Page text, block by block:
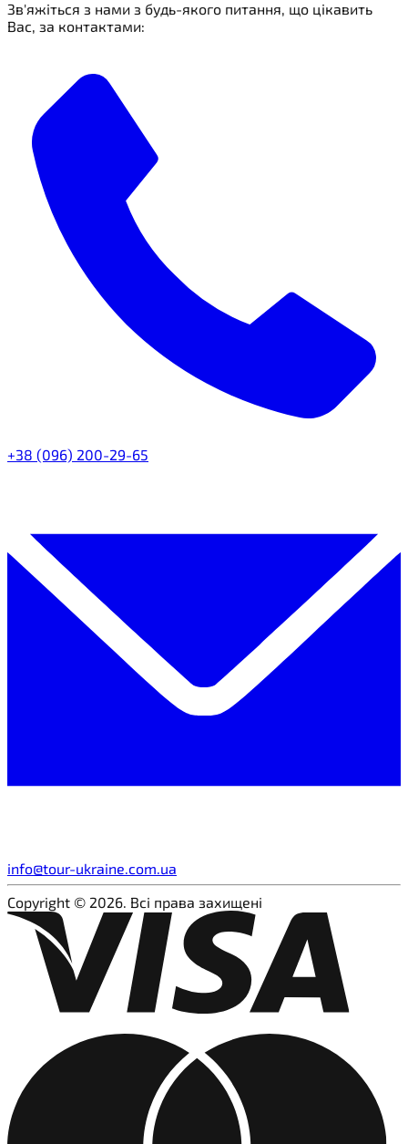
Зв'яжіться з нами з будь-якого питання, що цікавить
Вас, за контактами:
+38 (096) 200-29-65
info@tour-ukraine.com.ua
Copyright © 2026. Всі права захищені